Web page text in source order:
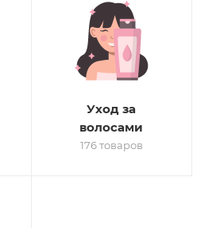
Уход за
волосами
176 товаров